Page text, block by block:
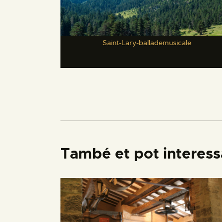
Saint-Lary-ballademusicale
També et pot